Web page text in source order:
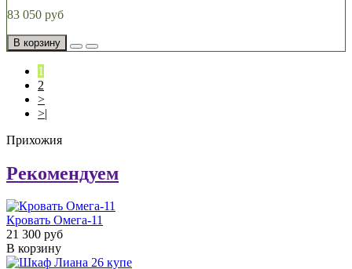
83 050 руб
В корзину
1
2
>
>|
Прихожия
Рекомендуем
Кровать Омега-11
21 300 руб
В корзину